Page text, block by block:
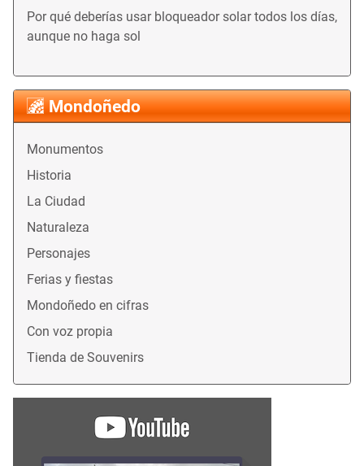
Mondoñedo
Monumentos
Historia
La Ciudad
Naturaleza
Personajes
Ferias y fiestas
Mondoñedo en cifras
Con voz propia
Tienda de Souvenirs
Por qué deberías usar bloqueador solar todos los días,
aunque no haga sol